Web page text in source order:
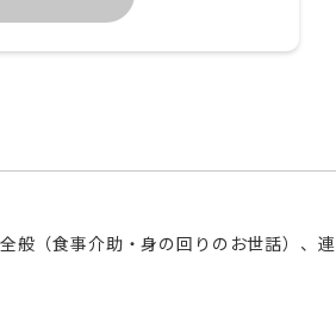
般（食事介助・身の回りのお世話）、連